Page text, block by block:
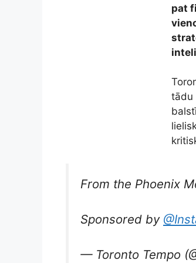
pat
tādu
From the Phoenix
Sponsored by
— Toronto Tempo